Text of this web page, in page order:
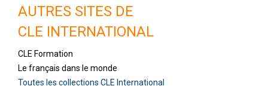
AUTRES SITES DE
CLE INTERNATIONAL
CLE Formation
Le français dans le monde
Toutes les collections CLE International